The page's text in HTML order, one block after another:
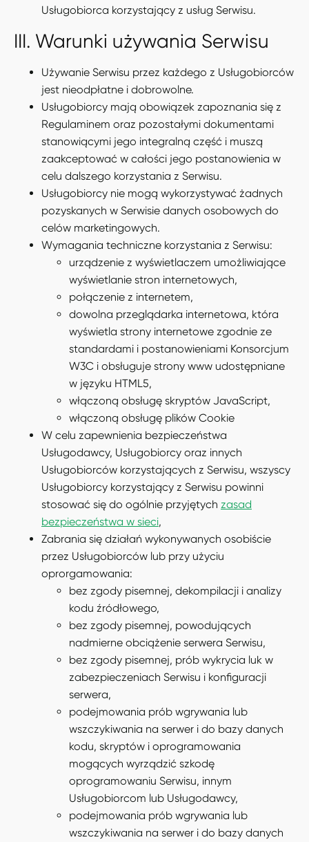
Usługobiorca korzystający z usług Serwisu.
III. Warunki używania Serwisu
Używanie Serwisu przez każdego z Usługobiorców
jest nieodpłatne i dobrowolne.
Usługobiorcy mają obowiązek zapoznania się z
Regulaminem oraz pozostałymi dokumentami
stanowiącymi jego integralną część i muszą
zaakceptować w całości jego postanowienia w
celu dalszego korzystania z Serwisu.
Usługobiorcy nie mogą wykorzystywać żadnych
pozyskanych w Serwisie danych osobowych do
celów marketingowych.
Wymagania techniczne korzystania z Serwisu:
urządzenie z wyświetlaczem umożliwiające
wyświetlanie stron internetowych,
połączenie z internetem,
dowolna przeglądarka internetowa, która
wyświetla strony internetowe zgodnie ze
standardami i postanowieniami Konsorcjum
W3C i obsługuje strony www udostępniane
w języku HTML5,
włączoną obsługę skryptów JavaScript,
włączoną obsługę plików Cookie
W celu zapewnienia bezpieczeństwa
Usługodawcy, Usługobiorcy oraz innych
Usługobiorców korzystających z Serwisu, wszyscy
Usługobiorcy korzystający z Serwisu powinni
stosować się do ogólnie przyjętych zasad
bezpieczeństwa w sieci,
Zabrania się działań wykonywanych osobiście
przez Usługobiorców lub przy użyciu
oprorgamowania:
bez zgody pisemnej, dekompilacji i analizy
kodu źródłowego,
bez zgody pisemnej, powodujących
nadmierne obciążenie serwera Serwisu,
bez zgody pisemnej, prób wykrycia luk w
zabezpieczeniach Serwisu i konfiguracji
serwera,
podejmowania prób wgrywania lub
wszczykiwania na serwer i do bazy danych
kodu, skryptów i oprogramowania
mogących wyrządzić szkodę
oprogramowaniu Serwisu, innym
Usługobiorcom lub Usługodawcy,
podejmowania prób wgrywania lub
wszczykiwania na serwer i do bazy danych